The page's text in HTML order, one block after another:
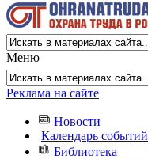
Меню
Реклама на сайте
Новости
Календарь событий
Библиотека